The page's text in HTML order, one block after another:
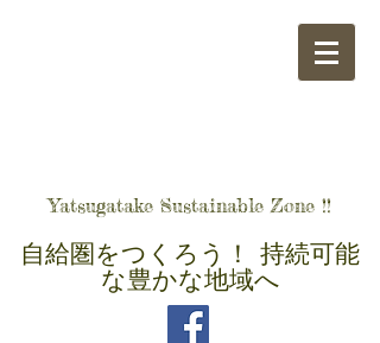
Yatsugatake Sustainable Zone !!
自給圏をつくろう！ 持続可能
な豊かな地域へ